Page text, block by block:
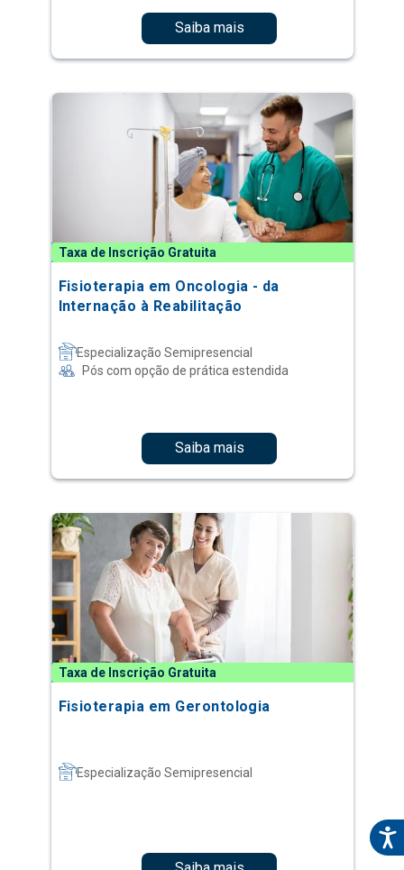
Saiba mais
Taxa de Inscrição Gratuita
Fisioterapia em Oncologia - da
Internação à Reabilitação
Especialização Semipresencial
Pós com opção de prática estendida
Saiba mais
Taxa de Inscrição Gratuita
Fisioterapia em Gerontologia
Especialização Semipresencial